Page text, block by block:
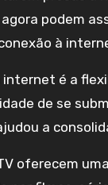
podem
à
é a
de se
a
oferecem